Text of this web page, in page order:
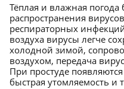
Тёплая и влажная погода
распространения
респираторных
воздуха вирусы легче
холодной зимой,
воздухом, передача
При простуде
быстрая утомляемость и